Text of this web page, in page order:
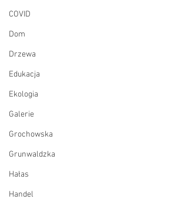
COVID
Dom
Drzewa
Edukacja
Ekologia
Galerie
Grochowska
Grunwaldzka
Hałas
Handel